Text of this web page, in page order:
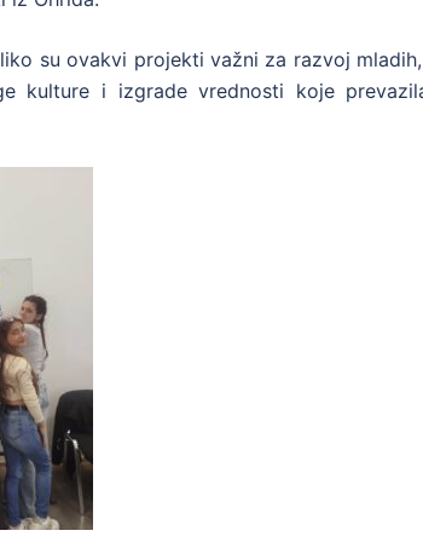
su ovakvi projekti važni za razvoj
kulture i izgrade vrednosti koje